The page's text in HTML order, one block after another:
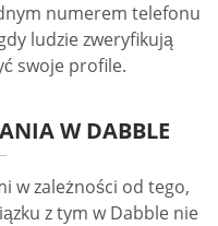
numerem telefonu
ludzie zweryfikują
swoje profile.
W DABBLE
w zależności od tego,
z tym w Dabble nie